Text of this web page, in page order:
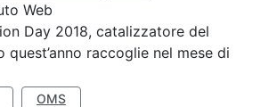
Web
Day 2018, catalizzatore del
quest’anno raccoglie nel mese di
OMS